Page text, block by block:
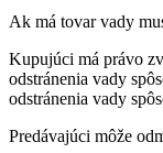
Ak má tovar vady
Kupujúci má právo
odstránenia vady
odstránenia vady
Predávajúci môže